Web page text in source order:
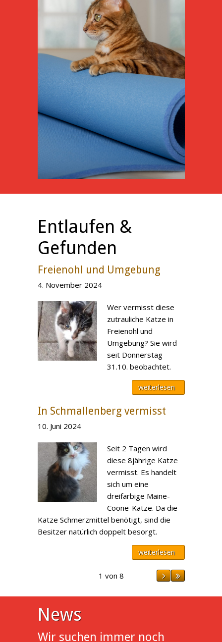
Entlaufen &
Gefunden
Freienohl und Umgebung
4. November 2024
Wer vermisst diese
zutrauliche Katze in
Freienohl und
Umgebung? Sie wird
seit Donnerstag
31.10. beobachtet.
weiterlesen
In Schmallenberg vermisst
10. Juni 2024
Seit 2 Tagen wird
diese 8jährige Katze
vermisst. Es handelt
sich um eine
dreifarbige Maine-
Coone-Katze. Da die
Katze Schmerzmittel benötigt, sind die
Besitzer natürlich doppelt besorgt.
weiterlesen
1 von 8
News
Wir suchen immer noch